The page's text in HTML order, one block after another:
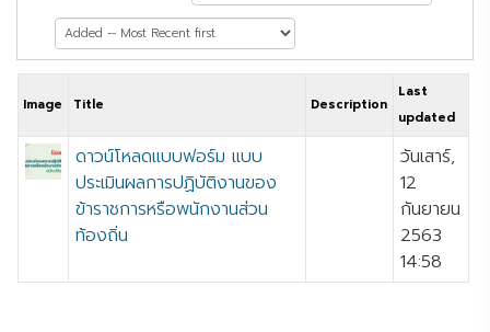
Image Title Description
Last
updated
ดาวน์โหลดแบบฟอร์ม แบบ
ประเมินผลการปฏิบัติงานของ
ข้าราชการหรือพนักงานส่วน
ท้องถิ่น
วันเสาร์,
12
กันยายน
2563
14:58